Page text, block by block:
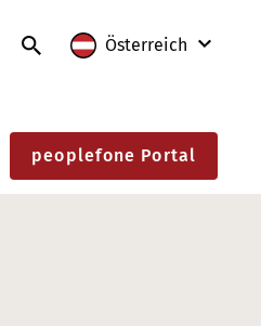
Österreich
Deutschland
peoplefone Portal